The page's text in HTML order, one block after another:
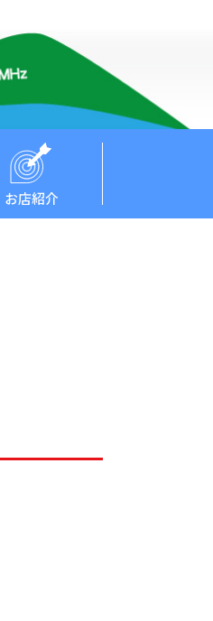
お店紹介